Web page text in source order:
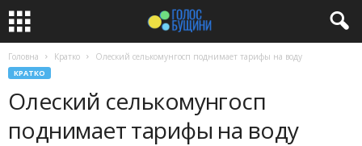
Головна Кратко Олеский селькомунгосп поднимает тарифы на воду
КРАТКО
Олеский селькомунгосп
поднимает тарифы на воду